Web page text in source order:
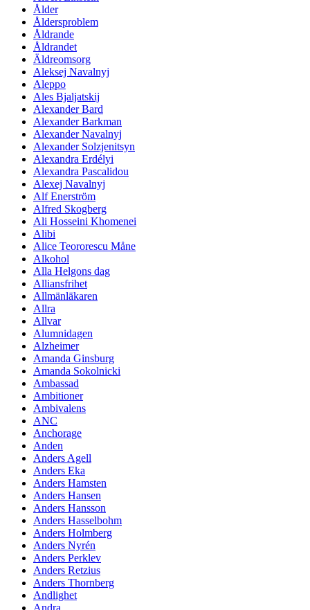
Ålder
Åldersproblem
Åldrande
Åldrandet
Äldreomsorg
Aleksej Navalnyj
Aleppo
Ales Bjaljatskij
Alexander Bard
Alexander Barkman
Alexander Navalnyj
Alexander Solzjenitsyn
Alexandra Erdélyi
Alexandra Pascalidou
Alexej Navalnyj
Alf Enerström
Alfred Skogberg
Ali Hosseini Khomenei
Alibi
Alice Teororescu Måne
Alkohol
Alla Helgons dag
Alliansfrihet
Allmänläkaren
Allra
Allvar
Alumnidagen
Alzheimer
Amanda Ginsburg
Amanda Sokolnicki
Ambassad
Ambitioner
Ambivalens
ANC
Anchorage
Anden
Anders Agell
Anders Eka
Anders Hamsten
Anders Hansen
Anders Hansson
Anders Hasselbohm
Anders Holmberg
Anders Nyrén
Anders Perklev
Anders Retzius
Anders Thornberg
Andlighet
Andra